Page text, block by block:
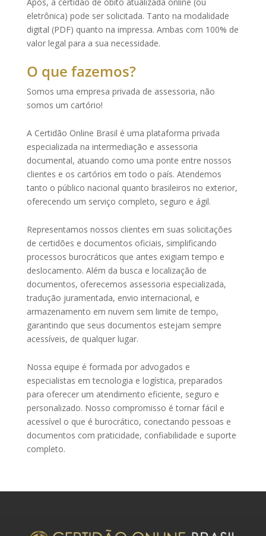
eletrônica) pode ser solicitada. Tanto na modalidade
digital (PDF) quanto na impressa. Ambas com 100% de
valor legal para a sua necessidade.
O que fazemos?
Somos uma empresa privada de assessoria, não
somos um cartório!
A Certidão Online Brasil é uma plataforma privada
especializada na intermediação e assessoria
documental, atuando como uma ponte entre nossos
clientes e os cartórios em todo o país. Atendemos
tanto o público nacional quanto brasileiros no exterior,
oferecendo um serviço completo, seguro e ágil.
Representamos nossos clientes em suas solicitações
de certidões e documentos oficiais, simplificando
processos burocráticos que antes exigiam tempo e
deslocamento. Além da busca e localização de
documentos, oferecemos assessoria especializada,
tradução juramentada, envio internacional, e
armazenamento em nuvem sem limite de tempo,
garantindo que seus documentos estejam sempre
acessíveis, de qualquer lugar.
Nossa equipe é formada por advogados e
especialistas em tecnologia e logística, preparados
para oferecer um atendimento eficiente, seguro e
personalizado. Nosso compromisso é tornar fácil e
acessível o que é burocrático, conectando pessoas e
documentos com praticidade, confiabilidade e suporte
completo.